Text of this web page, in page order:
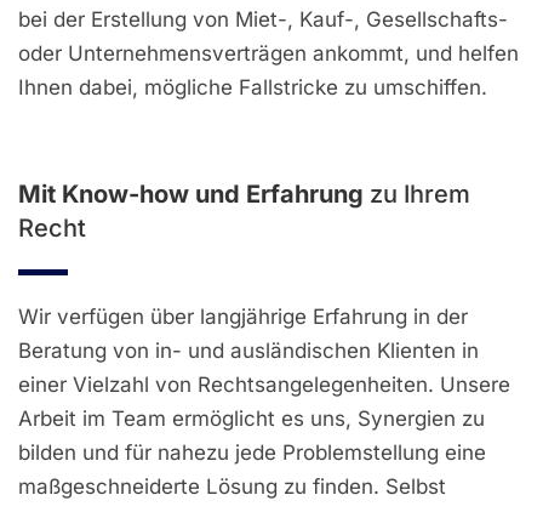
bei der Erstellung von Miet-, Kauf-, Gesellschafts-
oder Unternehmensverträgen ankommt, und helfen
Ihnen dabei, mögliche Fallstricke zu umschiffen.
Mit Know-how und Erfahrung zu Ihrem
Recht
Wir verfügen über langjährige Erfahrung in der
Beratung von in- und ausländischen Klienten in
einer Vielzahl von Rechtsangelegenheiten. Unsere
Arbeit im Team ermöglicht es uns, Synergien zu
bilden und für nahezu jede Problemstellung eine
maßgeschneiderte Lösung zu finden. Selbst